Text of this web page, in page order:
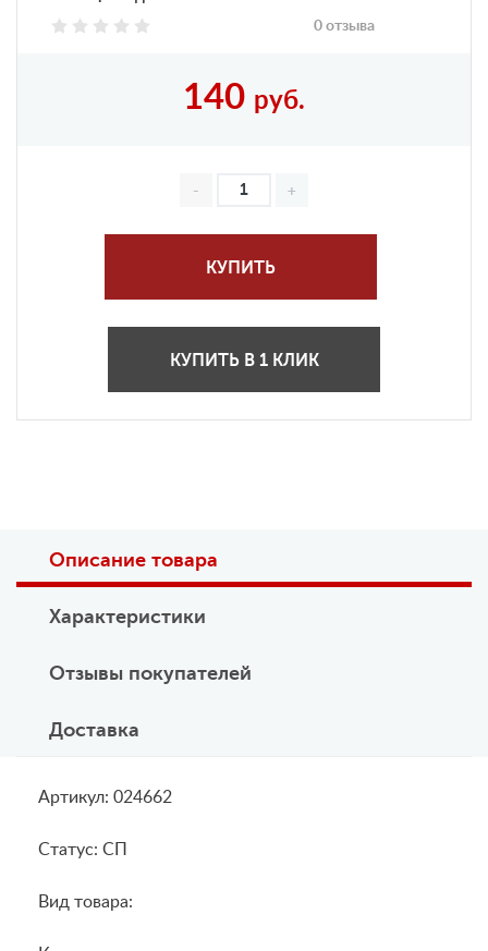
0 отзыва
140 руб.
КУПИТЬ
КУПИТЬ В 1 КЛИК
Описание товара
Характеристики
Отзывы покупателей
Доставка
Артикул: 024662
Статус: СП
Вид товара: